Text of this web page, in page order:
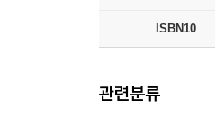
ISBN10
관련분류